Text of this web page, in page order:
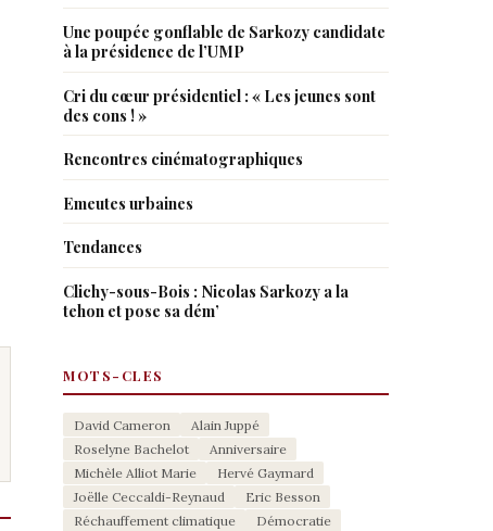
Une poupée gonflable de Sarkozy candidate
à la présidence de l’UMP
Cri du cœur présidentiel : « Les jeunes sont
des cons ! »
Rencontres cinématographiques
Emeutes urbaines
Tendances
Clichy-sous-Bois : Nicolas Sarkozy a la
tehon et pose sa dém’
MOTS-CLES
David Cameron
Alain Juppé
Roselyne Bachelot
Anniversaire
Michèle Alliot Marie
Hervé Gaymard
Joëlle Ceccaldi-Reynaud
Eric Besson
Réchauffement climatique
Démocratie